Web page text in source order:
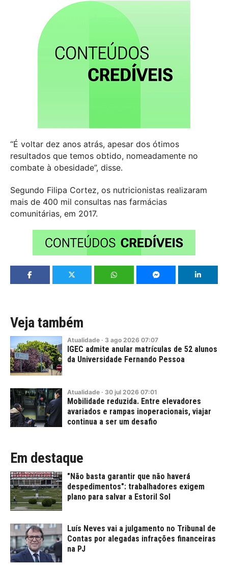
“É voltar dez anos atrás, apesar dos ótimos
resultados que temos obtido, nomeadamente no
combate à obesidade”, disse.
Segundo Filipa Cortez, os nutricionistas realizaram
mais de 400 mil consultas nas farmácias
comunitárias, em 2017.
Veja também
Atualidade · 3 ago 2026 07:07
IGEC admite anular matrículas de 52 alunos
da Universidade Fernando Pessoa
Atualidade · 30 jul 2026 07:01
Mobilidade reduzida. Entre elevadores
avariados e rampas inoperacionais, viajar
continua a ser um desafio
Em destaque
"Não basta garantir que não haverá
despedimentos": trabalhadores exigem
plano para salvar a Estoril Sol
Luís Neves vai a julgamento no Tribunal de
Contas por alegadas infrações financeiras
na PJ